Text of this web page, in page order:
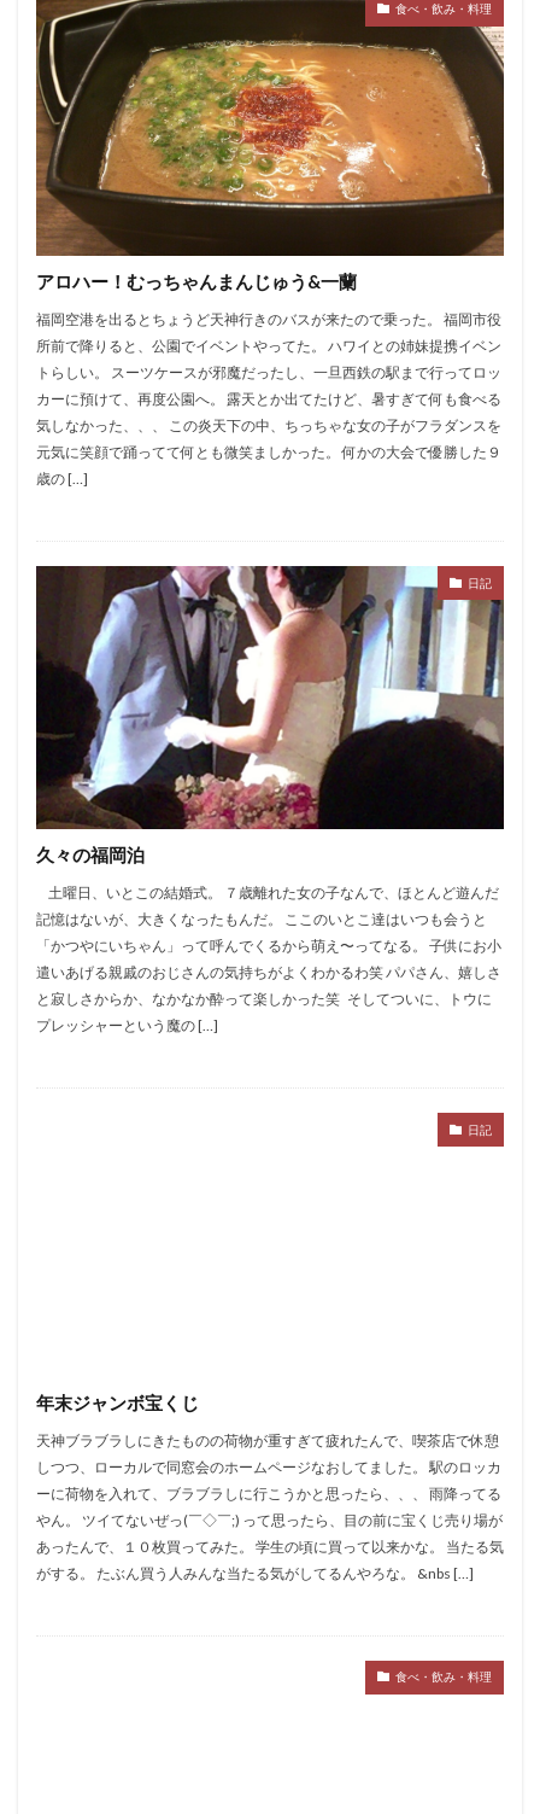
食べ・飲み・料理
アロハー！むっちゃんまんじゅう&一蘭
福岡空港を出るとちょうど天神行きのバスが来たので乗った。 福岡市役
所前で降りると、公園でイベントやってた。 ハワイとの姉妹提携イベン
トらしい。 スーツケースが邪魔だったし、一旦西鉄の駅まで行ってロッ
カーに預けて、再度公園へ。 露天とか出てたけど、暑すぎて何も食べる
気しなかった、、、 この炎天下の中、ちっちゃな女の子がフラダンスを
元気に笑顔で踊ってて何とも微笑ましかった。 何かの大会で優勝した９
歳の […]
日記
久々の福岡泊
土曜日、いとこの結婚式。 ７歳離れた女の子なんで、ほとんど遊んだ
記憶はないが、大きくなったもんだ。 ここのいとこ達はいつも会うと
「かつやにいちゃん」って呼んでくるから萌え〜ってなる。 子供にお小
遣いあげる親戚のおじさんの気持ちがよくわかるわ笑 パパさん、嬉しさ
と寂しさからか、なかなか酔って楽しかった笑 そしてついに、トウに
プレッシャーという魔の […]
日記
年末ジャンボ宝くじ
天神ブラブラしにきたものの荷物が重すぎて疲れたんで、喫茶店で休憩
しつつ、ローカルで同窓会のホームページなおしてました。 駅のロッカ
ーに荷物を入れて、ブラブラしに行こうかと思ったら、、、 雨降ってる
やん。 ツイてないぜっ(￣◇￣;) って思ったら、目の前に宝くじ売り場が
あったんで、１０枚買ってみた。 学生の頃に買って以来かな。 当たる気
がする。 たぶん買う人みんな当たる気がしてるんやろな。 &nbs […]
食べ・飲み・料理